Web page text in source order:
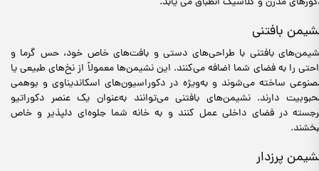
بافتنی
بافتنی با طراحی‌های دستی و بافت‌های خاص خود، حس گرما و
را به فضای شما اضافه می‌کنند. این نشیمن‌ها معمولاً از نخ‌های طبیعی یا
ساخته می‌شوند و به‌ویژه در دکوراسیون‌های اسکاندیناوی و بوهمی
دارند. نشیمن‌های بافتنی می‌توانند به‌عنوان یک عنصر دکوراتیو
در فضای داخلی عمل کنند و به خانه شما جلوه‌ای دلپذیر و خاص
پرزدار